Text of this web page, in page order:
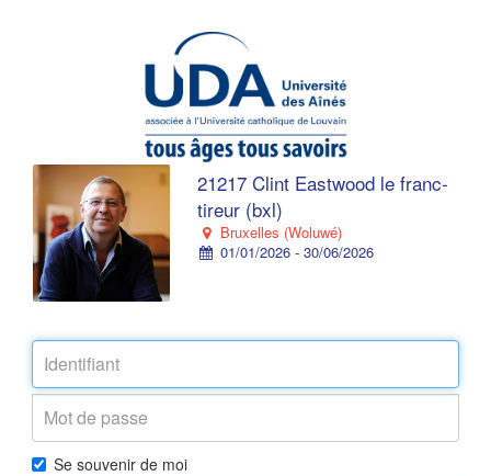
21217 Clint Eastwood le franc-
tireur (bxl)
Bruxelles (Woluwé)
01/01/2026 - 30/06/2026
Se souvenir de moi